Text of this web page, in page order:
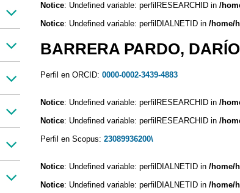
Notice: Undefined variable: perfilRESEARCHID in /
Notice: Undefined variable: perfilDIALNETID in /home/
BARRERA PARDO, DARÍO
Perfil en ORCID: 0000-0002-3439-4883
Notice: Undefined variable: perfilRESEARCHID in /
Notice: Undefined variable: perfilRESEARCHID in /
Perfil en Scopus: 23089936200\
Notice: Undefined variable: perfilDIALNETID in /home/
Notice: Undefined variable: perfilDIALNETID in /home/